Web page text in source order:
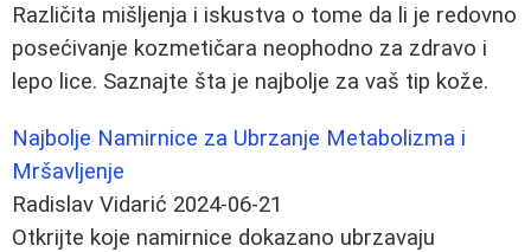
Različita mišljenja i iskustva o tome da li je redovno
posećivanje kozmetičara neophodno za zdravo i
lepo lice. Saznajte šta je najbolje za vaš tip kože.
Najbolje Namirnice za Ubrzanje Metabolizma i
Mršavljenje
Radislav Vidarić 2024-06-21
Otkrijte koje namirnice dokazano ubrzavaju